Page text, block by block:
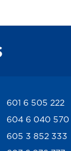
601 6 505 222
604 6 040 570
605 3 852 333